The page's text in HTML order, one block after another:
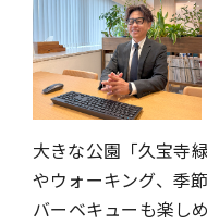
大きな公園「久宝寺
やウォーキング、季
バーベキューも楽し